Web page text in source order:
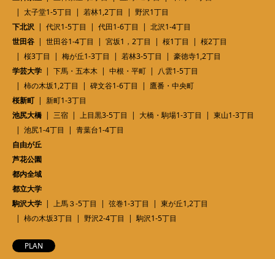
太子堂1-5丁目
若林1,2丁目
野沢1丁目
下北沢
代沢1-5丁目 代田1-6丁目
北沢1-4丁目
世田谷
世田谷1-4丁目 宮坂1，2丁目 桜1丁目
桜2丁目
桜3丁目
梅が丘1-3丁目 若林3-5丁目
豪徳寺1,2丁目
学芸大学
下馬・五本木 中根・平町
八雲1-5丁目
柿の木坂1,2丁目
碑文谷1-6丁目
鷹番・中央町
桜新町
新町1-3丁目
池尻大橋
三宿 上目黒3-5丁目 大橋・駒場1-3丁目
東山1-3丁目
池尻1-4丁目
青葉台1-4丁目
自由が丘
芦花公園
都内全域
都立大学
駒沢大学
上馬３-5丁目 弦巻1-3丁目
東が丘1,2丁目
柿の木坂3丁目
野沢2-4丁目 駒沢1-5丁目
PLAN